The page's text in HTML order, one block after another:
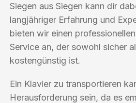
Siegen aus Siegen kann dir
langjähriger Erfahrung und
bieten wir einen
Service an, der sowohl sicher
kostengünstig ist.
Ein Klavier zu transportieren
Herausforderung sein, da es